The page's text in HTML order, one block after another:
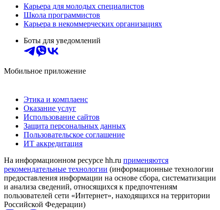
Карьера для молодых специалистов
Школа программистов
Карьера в некоммерческих организациях
Боты для уведомлений
Мобильное приложение
Этика и комплаенс
Оказание услуг
Использование сайтов
Защита персональных данных
Пользовательское соглашение
ИТ аккредитация
На информационном ресурсе hh.ru применяются
рекомендательные технологии (информационные технологии
предоставления информации на основе сбора, систематизации
и анализа сведений, относящихся к предпочтениям
пользователей сети «Интернет», находящихся на территории
Российской Федерации)